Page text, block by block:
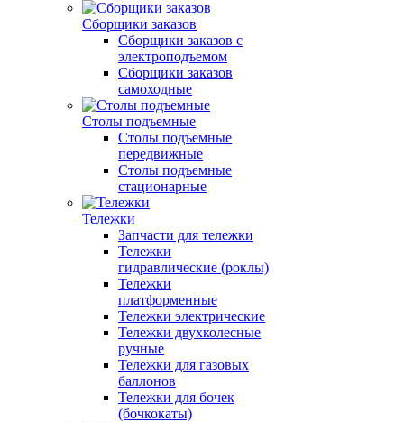
Сборщики заказов
Сборщики заказов с
электроподъемом
Сборщики заказов
самоходные
Столы подъемные
Столы подъемные
передвижные
Столы подъемные
стационарные
Тележки
Запчасти для тележки
Тележки
гидравлические (роклы)
Тележки
платформенные
Тележки электрические
Тележки двухколесные
ручные
Тележки для газовых
баллонов
Тележки для бочек
(бочкокаты)